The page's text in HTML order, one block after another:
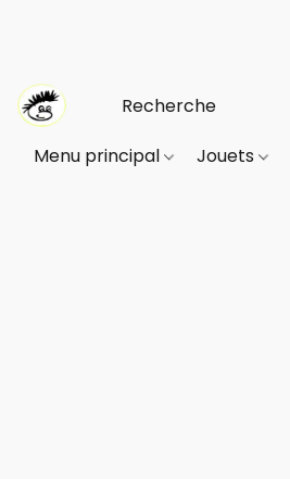
Menu principal Jouets